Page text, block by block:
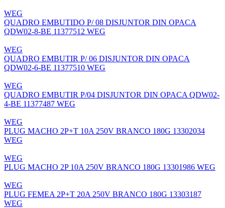
WEG
QUADRO EMBUTIDO P/ 08 DISJUNTOR DIN OPACA
QDW02-8-BE 11377512 WEG
WEG
QUADRO EMBUTIR P/ 06 DISJUNTOR DIN OPACA
QDW02-6-BE 11377510 WEG
WEG
QUADRO EMBUTIR P/04 DISJUNTOR DIN OPACA QDW02-
4-BE 11377487 WEG
WEG
PLUG MACHO 2P+T 10A 250V BRANCO 180G 13302034
WEG
WEG
PLUG MACHO 2P 10A 250V BRANCO 180G 13301986 WEG
WEG
PLUG FEMEA 2P+T 20A 250V BRANCO 180G 13303187
WEG